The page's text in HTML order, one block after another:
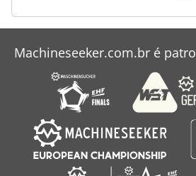
Traysealer
Unscrambler
Machineseeker.com.br é